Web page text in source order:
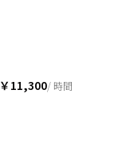
￥11,300/ 時間